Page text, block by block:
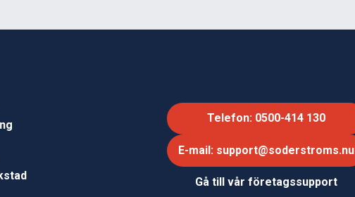
Telefon: 0500-414 130
E-mail: support@soderstroms.nu
Gå till vår företagssupport